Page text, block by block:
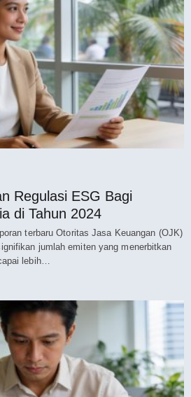
Regulasi ESG Bagi
di Tahun 2024
terbaru Otoritas Jasa Keuangan (OJK)
jumlah emiten yang menerbitkan
lebih…